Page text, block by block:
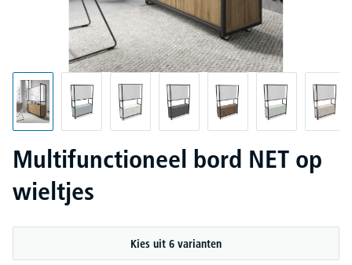
Multifunctioneel bord NET op
wieltjes
Kies uit 6 varianten